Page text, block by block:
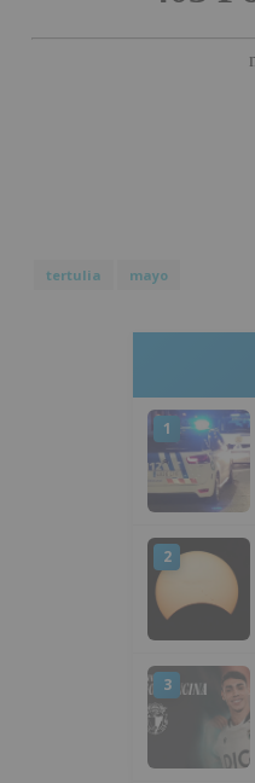
tertulia mayo
1
2
3